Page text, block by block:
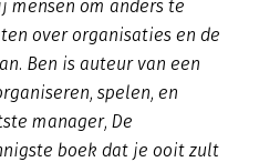
om anders te
over organisaties en de
Ben is auteur van een
spelen, en
manager, De
boek dat je ooit zult